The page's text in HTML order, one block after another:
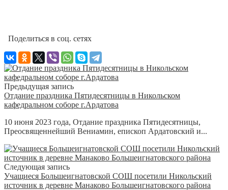
Поделиться в соц. сетях
Предыдущая запись
Отдание праздника Пятидесятницы в Никольском
кафедральном соборе г.Ардатова
10 июня 2023 года, Отдание праздника Пятидесятницы,
Преосвященнейший Вениамин, епископ Ардатовский и...
Следующая запись
Учащиеся Большеигнатовской СОШ посетили Никольский
источник в деревне Манаково Большеигнатовского района